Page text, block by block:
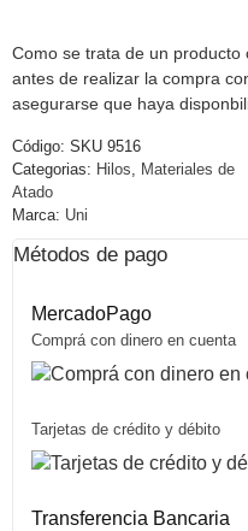
Como se trata de un producto
antes de realizar la compra
asegurarse que haya
Código: SKU 9516
Categorias: Hilos
Materiales de
Atado
Marca: Uni
Métodos de pago
MercadoPago
Comprá con dinero en cuenta
Tarjetas de crédito y débito
Transferencia Bancaria